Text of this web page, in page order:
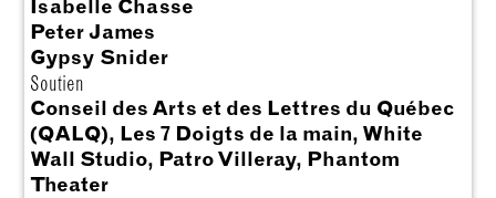
Isabelle Chasse
Peter James
Gypsy Snider
Soutien
Conseil des Arts et des Lettres du Québec
(QALQ), Les 7 Doigts de la main, White
Wall Studio, Patro Villeray, Phantom
Theater